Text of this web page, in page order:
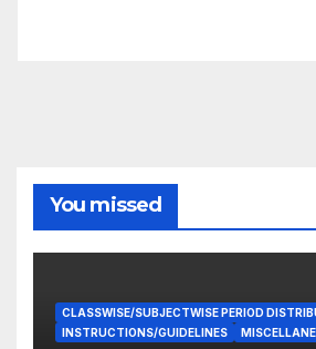
You missed
CLASSWISE/SUBJECTWISE PERIOD
INSTRUCTIONS/GUIDELINES